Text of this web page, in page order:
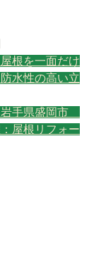
根を一面だけ
水性の高い立
岩手県盛岡市
屋根リフォー